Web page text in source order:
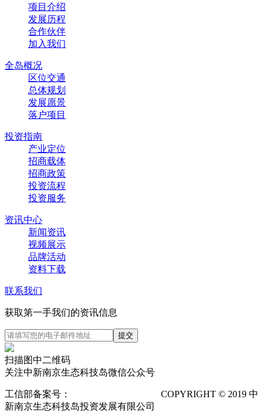
项目介绍
发展历程
合作伙伴
加入我们
全岛概况
区位交通
总体规划
发展愿景
落户项目
投资指南
产业定位
招商载体
招商政策
投资流程
投资服务
资讯中心
新闻资讯
视频展示
品牌活动
资料下载
联系我们
获取第一手我们的资讯信息
扫描图中二维码
关注中新南京生态科技岛微信公众号
工信部备案号：
COPYRIGHT © 2019 中
新南京生态科技岛投资发展有限公司